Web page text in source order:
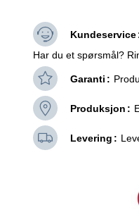
Kundeservice
Har du et spørsmål?
Garanti
Produksjon
Levering